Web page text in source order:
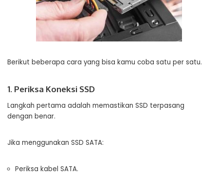
Berikut beberapa cara yang bisa kamu coba satu per satu.
1. Periksa Koneksi SSD
Langkah pertama adalah memastikan SSD terpasang
dengan benar.
Jika menggunakan SSD SATA:
Periksa kabel SATA.